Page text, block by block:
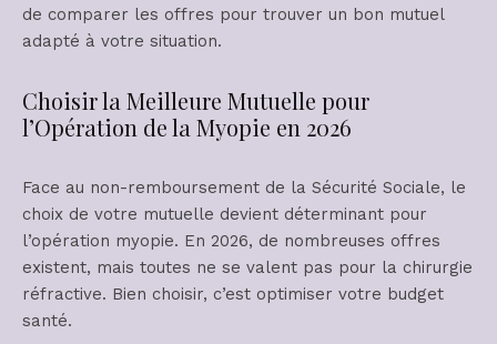
de comparer les offres pour trouver un bon mutuel
adapté à votre situation.
Choisir la Meilleure Mutuelle pour
l’Opération de la Myopie en 2026
Face au non-remboursement de la Sécurité Sociale, le
choix de votre mutuelle devient déterminant pour
l’opération myopie. En 2026, de nombreuses offres
existent, mais toutes ne se valent pas pour la chirurgie
réfractive. Bien choisir, c’est optimiser votre budget
santé.